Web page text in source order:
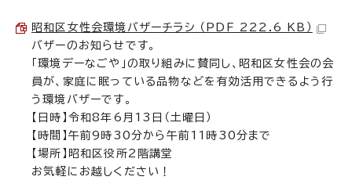
昭和区女性会環境バザーチラシ （PDF 222.6 KB）
バザーのお知らせです。
「環境デーなごや」の取り組みに賛同し、昭和区女性会の会
員が、家庭に眠っている品物などを有効活用できるよう行
う環境バザーです。
【日時】令和8年6月13日（土曜日）
【時間】午前9時30分から午前11時30分まで
【場所】昭和区役所2階講堂
お気軽にお越しください！